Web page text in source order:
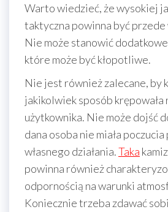
Warto wiedzieć, że wysokiej
taktyczna powinna być przede
Nie może stanowić
które może być kłopotliwe.
Nie jest również zalecane, by
jakikolwiek sposób krępowała
użytkownika. Nie może dojść
dana osoba nie miała
własnego działania.Taka
powinna również
odpornością na warunki
Koniecznie trzeba zdawać